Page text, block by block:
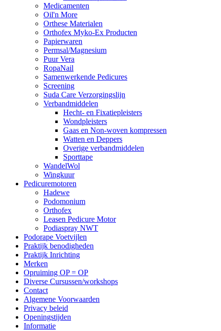
Medicamenten
Oil'n More
Orthese Materialen
Orthofex Myko-Ex Producten
Papierwaren
Permsal/Magnesium
Puur Vera
RopaNail
Samenwerkende Pedicures
Screening
Suda Care Verzorgingslijn
Verbandmiddelen
Hecht- en Fixatiepleisters
Wondpleisters
Gaas en Non-woven kompressen
Watten en Deppers
Overige verbandmiddelen
Sporttape
WandelWol
Wingkuur
Pedicuremotoren
Hadewe
Podomonium
Orthofex
Leasen Pedicure Motor
Podiaspray NWT
Podorape Voetvijlen
Praktijk benodigheden
Praktijk Inrichting
Merken
Opruiming OP = OP
Diverse Cursussen/workshops
Contact
Algemene Voorwaarden
Privacy beleid
Openingstijden
Informatie